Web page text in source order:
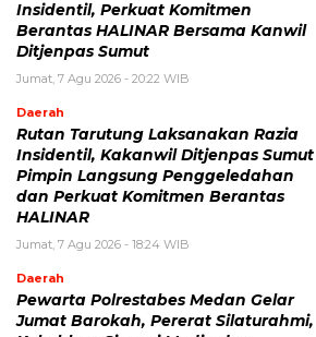
Insidentil, Perkuat Komitmen
Berantas HALINAR Bersama Kanwil
Ditjenpas Sumut
Jumat, 7 Agu 2026 - 20:22 WIB
Daerah
Rutan Tarutung Laksanakan Razia
Insidentil, Kakanwil Ditjenpas Sumut
Pimpin Langsung Penggeledahan
dan Perkuat Komitmen Berantas
HALINAR
Jumat, 7 Agu 2026 - 18:24 WIB
Daerah
Pewarta Polrestabes Medan Gelar
Jumat Barokah, Pererat Silaturahmi,